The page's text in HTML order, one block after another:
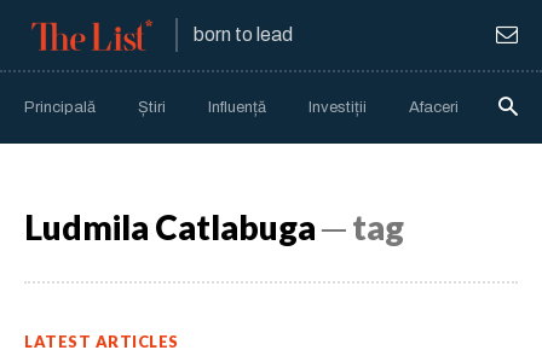
born to lead
Principală Știri Influență Investiții Afaceri
Ludmila Catlabuga─ tag
LATEST ARTICLES